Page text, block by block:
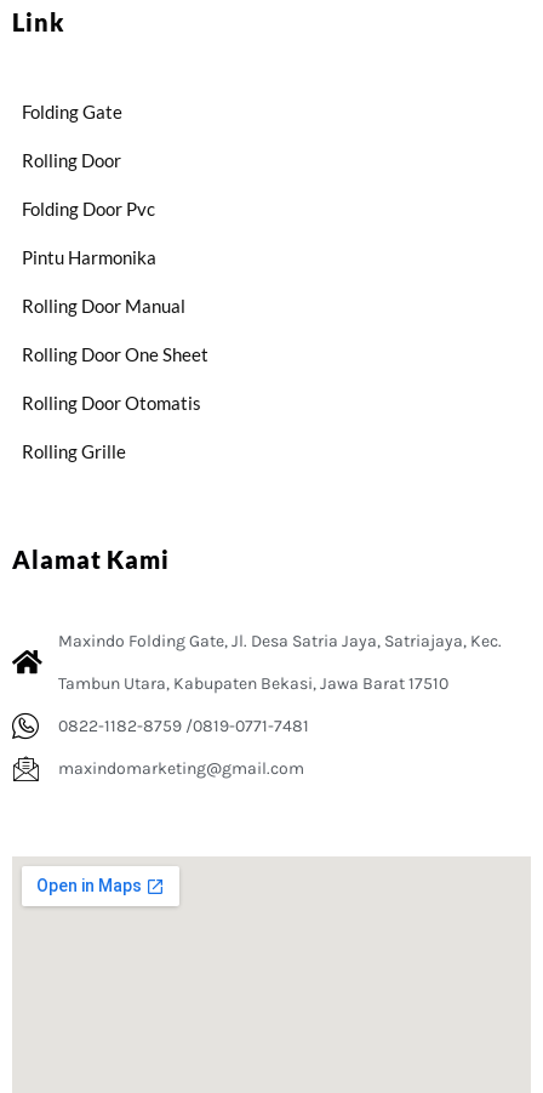
Link
Folding Gate
Rolling Door
Folding Door Pvc
Pintu Harmonika
Rolling Door Manual
Rolling Door One Sheet
Rolling Door Otomatis
Rolling Grille
Alamat Kami
Maxindo Folding Gate, Jl. Desa Satria Jaya, Satriajaya, Kec.
Tambun Utara, Kabupaten Bekasi, Jawa Barat 17510
0822-1182-8759 /0819-0771-7481
maxindomarketing@gmail.com